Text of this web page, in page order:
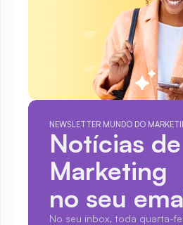
NEWSLETTER MUNDO DO
Notícias de
Marketing
no seu
No seu inbox, toda quarta-